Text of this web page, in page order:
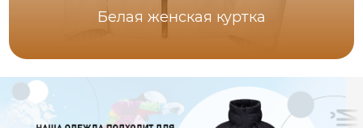
Белая женская куртка